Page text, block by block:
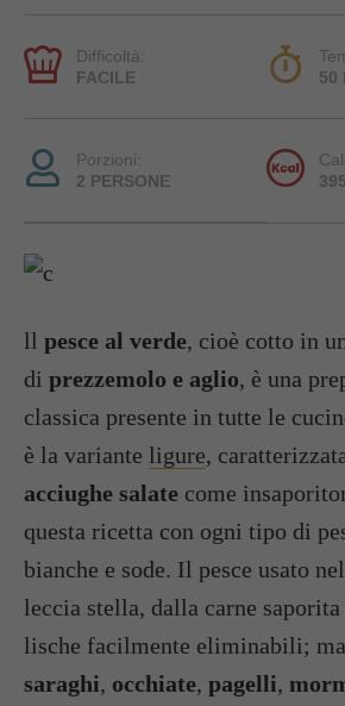
Difficoltà:
FACILE
50
Porzioni:
2 PERSONE
ll pesce al verde, cioè cotto in
di prezzemolo e aglio, è una
classica presente in tutte le
è la variante ligure,
acciughe salate come
questa ricetta con ogni tipo di
bianche e sode. Il pesce usato
leccia stella, dalla carne saporita
lische facilmente eliminabili; ma
saraghi, occhiate, pagelli,